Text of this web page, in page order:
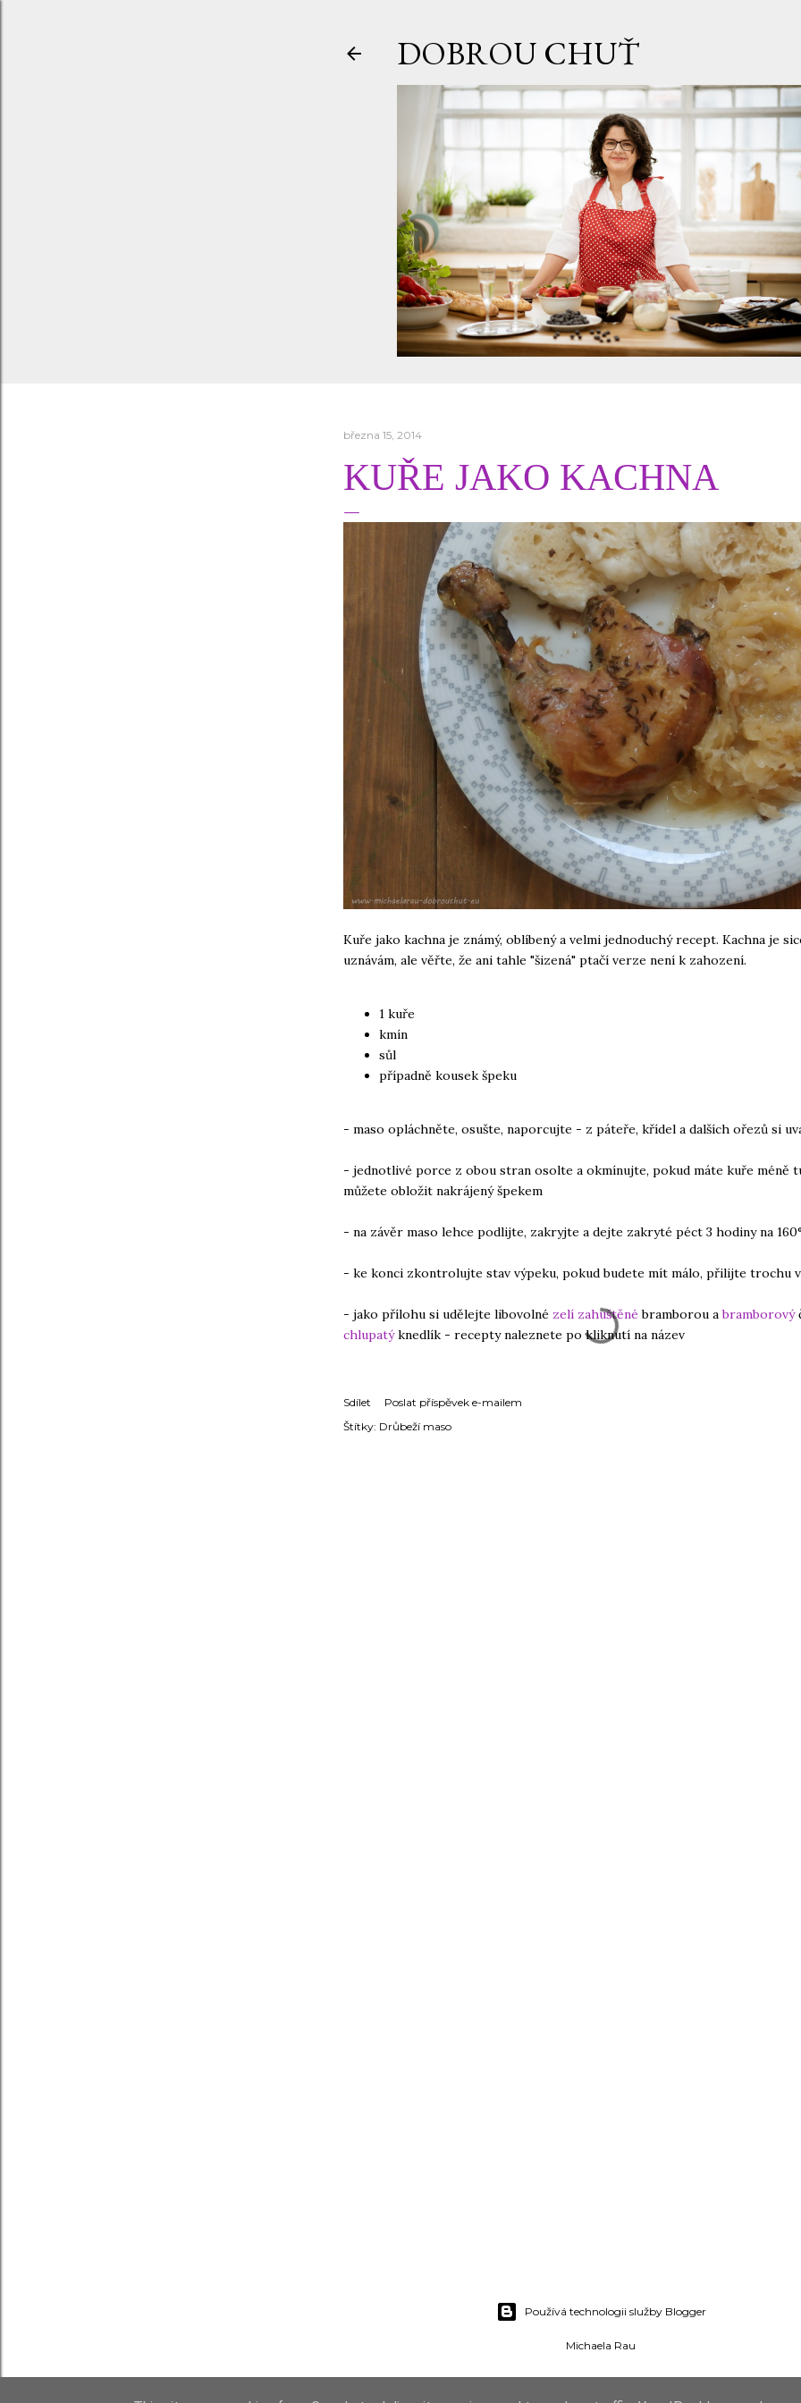
DOBROU CHUŤ
března 15, 2014
KUŘE JAKO KACHNA
Kuře jako kachna je známý, oblíbený a velmi jednoduchý recept. Kachna je
uznávám, ale věřte, že ani tahle "šizená" ptačí verze není k zahození.
1 kuře
kmín
sůl
případně kousek špeku
- maso opláchněte, osušte, naporcujte - z páteře, křídel a dalších ořezů si
- jednotlivé porce z obou stran osolte a okmínujte, pokud máte kuře méně
můžete obložit nakrájený špekem
- na závěr maso lehce podlijte, zakryjte a dejte zakryté péct 3 hodiny na
- ke konci zkontrolujte stav výpeku, pokud budete mít málo, přilijte trochu
- jako přílohu si udělejte libovolné zelí zahuštěné bramborou abramborový
chlupatýknedlík - recepty naleznete po kliknutí na název
Sdílet
Poslat příspěvek e-mailem
Štítky: Drůbeží maso
Používá technologii služby Blogger
Michaela Rau